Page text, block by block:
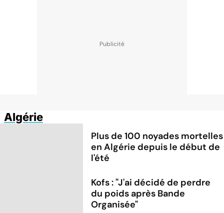
Algérie
Plus de 100 noyades mortelles
en Algérie depuis le début de
l'été
Kofs : "J'ai décidé de perdre
du poids après Bande
Organisée"